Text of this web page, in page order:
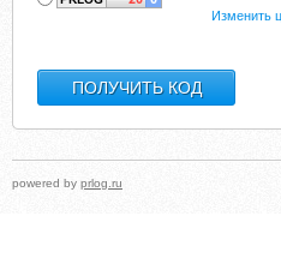
Изменить
powered by prlog.ru